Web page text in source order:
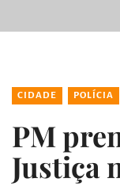
CIDADE POLÍCIA
PM
Justiça